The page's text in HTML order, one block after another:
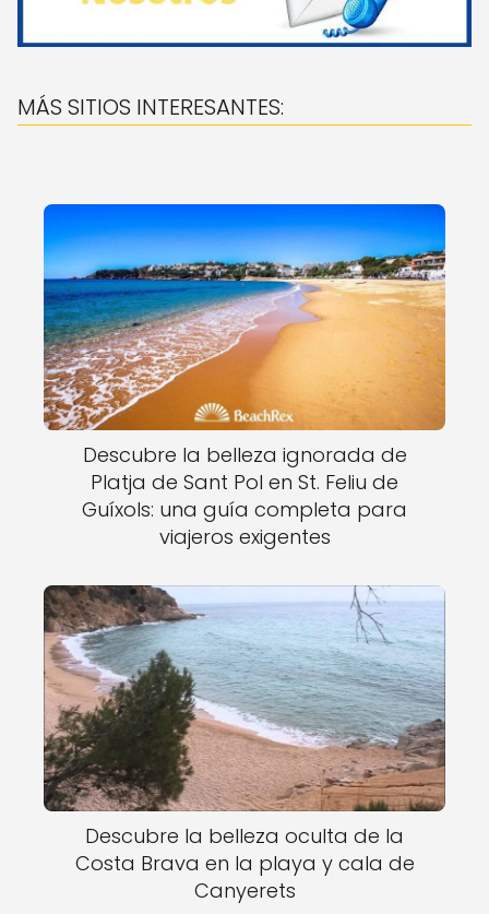
MÁS SITIOS INTERESANTES:
Descubre la belleza ignorada de
Platja de Sant Pol en St. Feliu de
Guíxols: una guía completa para
viajeros exigentes
Descubre la belleza oculta de la
Costa Brava en la playa y cala de
Canyerets